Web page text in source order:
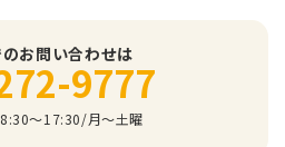
お問い合わせは
9777
8:30～17:30/⽉〜⼟曜